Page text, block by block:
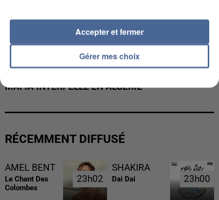
MAFIA INTERPELLÉ EN ALGÉRIE
RÉCEMMENT DIFFUSÉ
AMEL BENT
Le Chant Des
Colombes
23h02
23h02
SHAKIRA
Dai Dai 23h00
23h00
Gérer mes choix
Accepter et fermer